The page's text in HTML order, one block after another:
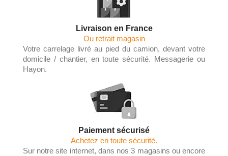
Livraison en France
Ou retrait magasin
Votre carrelage livré au pied du camion, devant votre
domicile / chantier, en toute sécurité. Messagerie ou
Hayon.
Paiement sécurisé
Achetez en toute sécurité.
Sur notre site internet, dans nos 3 magasins ou encore